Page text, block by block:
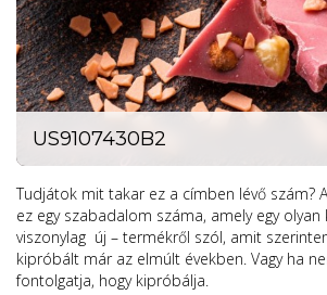
US9107430B2
Tudjátok mit takar ez a címben lévő szám?
ez egy szabadalom száma, amely egy olyan
viszonylag új – termékről szól, amit
kipróbált már az elmúlt években. Vagy ha
fontolgatja, hogy kipróbálja.